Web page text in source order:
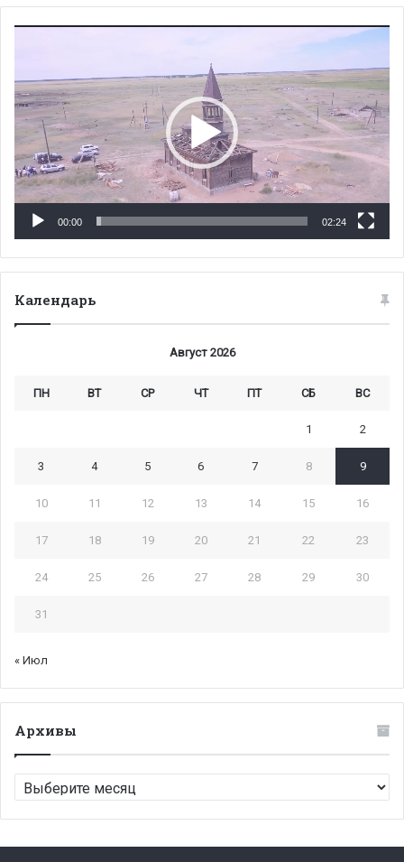
00:00 02:24
Календарь
Август 2026
ПН ВТ СР ЧТ ПТ СБ ВС
1 2
3 4 5 6 7 8 9
10 11 12 13 14 15 16
17 18 19 20 21 22 23
24 25 26 27 28 29 30
31
« Июл
Архивы
Архивы